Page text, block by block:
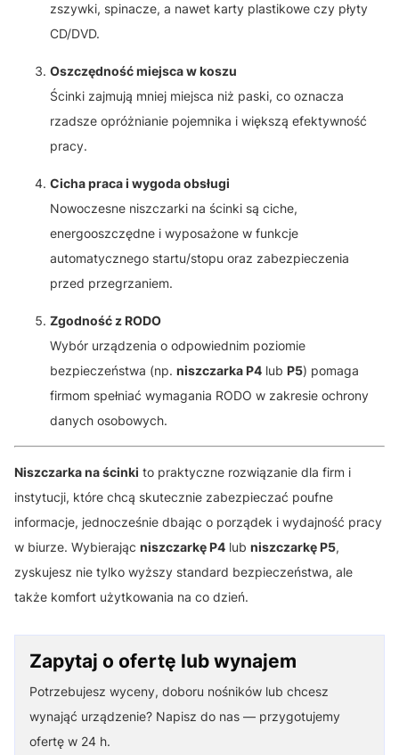
zszywki, spinacze, a nawet karty plastikowe czy płyty
CD/DVD.
Oszczędność miejsca w koszu
Ścinki zajmują mniej miejsca niż paski, co oznacza
rzadsze opróżnianie pojemnika i większą efektywność
pracy.
Cicha praca i wygoda obsługi
Nowoczesne niszczarki na ścinki są ciche,
energooszczędne i wyposażone w funkcje
automatycznego startu/stopu oraz zabezpieczenia
przed przegrzaniem.
Zgodność z RODO
Wybór urządzenia o odpowiednim poziomie
bezpieczeństwa (np. niszczarka P4 lub P5) pomaga
firmom spełniać wymagania RODO w zakresie ochrony
danych osobowych.
Niszczarka na ścinki to praktyczne rozwiązanie dla firm i
instytucji, które chcą skutecznie zabezpieczać poufne
informacje, jednocześnie dbając o porządek i wydajność pracy
w biurze. Wybierając niszczarkę P4 lub niszczarkę P5,
zyskujesz nie tylko wyższy standard bezpieczeństwa, ale
także komfort użytkowania na co dzień.
Zapytaj o ofertę lub wynajem
Potrzebujesz wyceny, doboru nośników lub chcesz
wynająć urządzenie? Napisz do nas — przygotujemy
ofertę w 24 h.